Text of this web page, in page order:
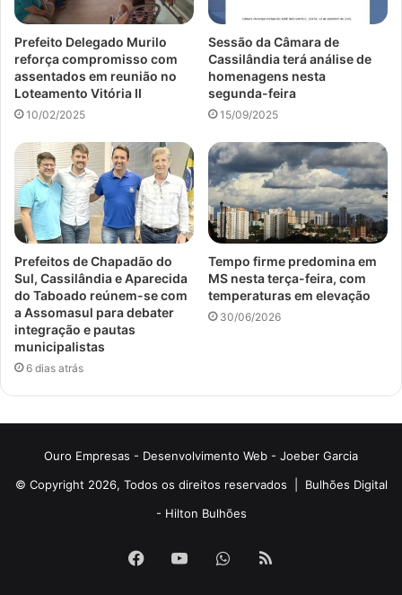
Prefeito Delegado Murilo
reforça compromisso com
assentados em reunião no
Loteamento Vitória II
10/02/2025
Sessão da Câmara de
Cassilândia terá análise de
homenagens nesta
segunda-feira
15/09/2025
Prefeitos de Chapadão do
Sul, Cassilândia e Aparecida
do Taboado reúnem-se com
a Assomasul para debater
integração e pautas
municipalistas
6 dias atrás
Tempo firme predomina em
MS nesta terça-feira, com
temperaturas em elevação
30/06/2026
Ouro Empresas - Desenvolvimento Web - Joeber Garcia
© Copyright 2026, Todos os direitos reservados | Bulhões Digital
- Hilton Bulhões
Facebook
YouTubeWhatsApp
RSS